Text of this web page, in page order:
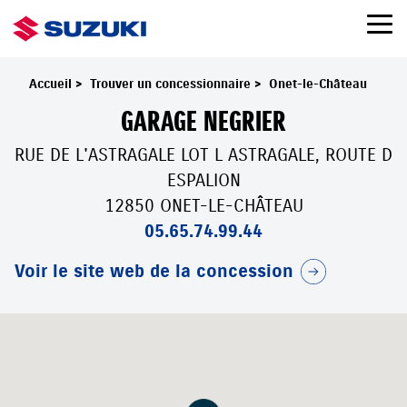
Accueil > Trouver un concessionnaire > Onet-le-Château
GARAGE NEGRIER
RUE DE L'ASTRAGALE LOT L ASTRAGALE, ROUTE D
ESPALION
12850 ONET-LE-CHÂTEAU
05.65.74.99.44
Voir le site web de la concession